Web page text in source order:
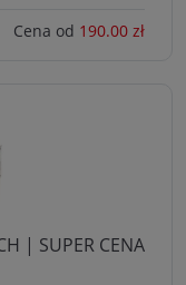
Cena od 190.00 zł
| SUPER CENA